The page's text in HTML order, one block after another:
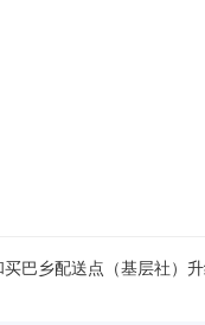
巴乡配送点（基层社）